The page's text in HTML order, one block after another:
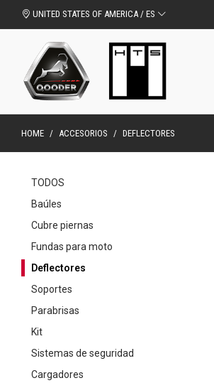
UNITED STATES OF AMERICA / ES
HOME / ACCESORIOS / DEFLECTORES
TODOS
Baúles
Cubre piernas
Fundas para moto
Deflectores
Soportes
Parabrisas
Kit
Sistemas de seguridad
Cargadores